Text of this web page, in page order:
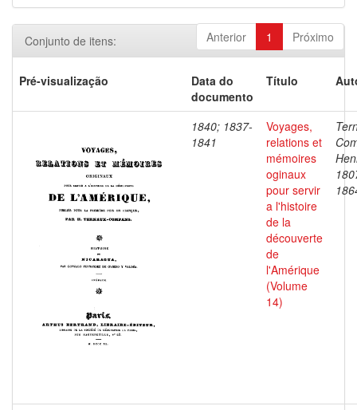
Anterior 1 Próximo
Conjunto de itens:
Pré-visualização
Data do
documento
Título
1840; 1837-
1841
Voyages,
relations et
mémoires
oginaux
pour servir
a l'histoire
de la
découverte
de
l'Amérique
(Volume
14)